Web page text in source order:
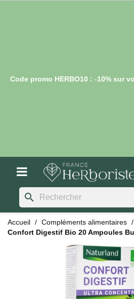
Code promo HERBO10 : -10% sur
search
Accueil Compléments alimentaires
Confort Digestif Bio 20 Ampoules